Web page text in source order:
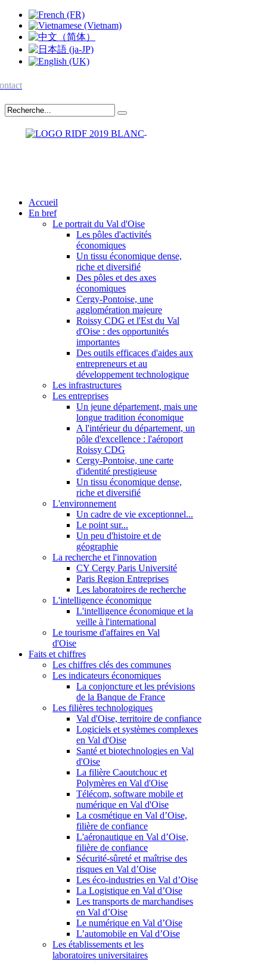
Accueil
En bref
Le portrait du Val d'Oise
Les pôles d'activités
économiques
Un tissu économique dense,
riche et diversifié
Des pôles et des axes
économiques
Cergy-Pontoise, une
agglomération majeure
Roissy CDG et l'Est du Val
d'Oise : des opportunités
importantes
Des outils efficaces d'aides aux
entrepreneurs et au
développement technologique
Les infrastructures
Les entreprises
Un jeune département, mais une
longue tradition économique
A l'intérieur du département, un
pôle d'excellence : l'aéroport
Roissy CDG
Cergy-Pontoise, une carte
d'identité prestigieuse
Un tissu économique dense,
riche et diversifié
L'environnement
Un cadre de vie exceptionnel...
Le point sur...
Un peu d'histoire et de
géographie
La recherche et l'innovation
CY Cergy Paris Université
Paris Region Entreprises
Les laboratoires de recherche
L'intelligence économique
L'intelligence économique et la
veille à l'international
Le tourisme d'affaires en Val
d'Oise
Faits et chiffres
Les chiffres clés des communes
Les indicateurs économiques
La conjoncture et les prévisions
de la Banque de France
Les filières technologiques
Val d'Oise, territoire de confiance
Logiciels et systèmes complexes
en Val d'Oise
Santé et biotechnologies en Val
d'Oise
La filière Caoutchouc et
Polymères en Val d'Oise
Télécom, software mobile et
numérique en Val d'Oise
La cosmétique en Val d’Oise,
filière de confiance
L'aéronautique en Val d’Oise,
filière de confiance
Sécurité-sûreté et maîtrise des
risques en Val d’Oise
Les éco-industries en Val d’Oise
La Logistique en Val d’Oise
Les transports de marchandises
en Val d’Oise
Le numérique en Val d’Oise
L’automobile en Val d’Oise
Les établissements et les
laboratoires universitaires